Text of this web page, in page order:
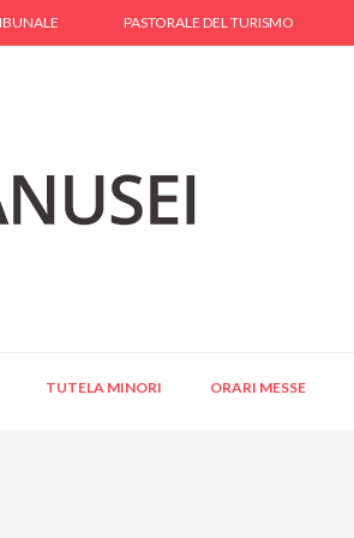
PASTORALE DEL TURISMO
TUTELA MINORI ORARI MESSE